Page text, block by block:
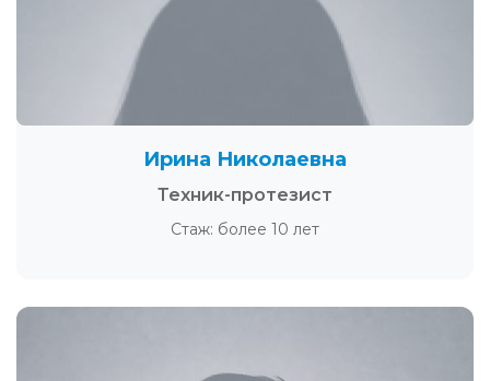
Ирина Николаевна
Техник-протезист
Стаж: более 10 лет